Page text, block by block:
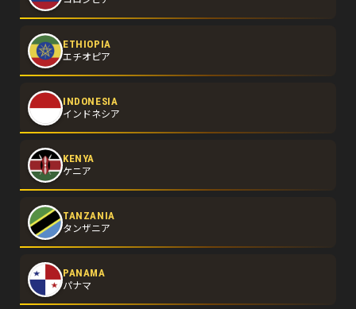
ETHIOPIA
エチオピア
INDONESIA
インドネシア
KENYA
ケニア
TANZANIA
タンザニア
PANAMA
パナマ